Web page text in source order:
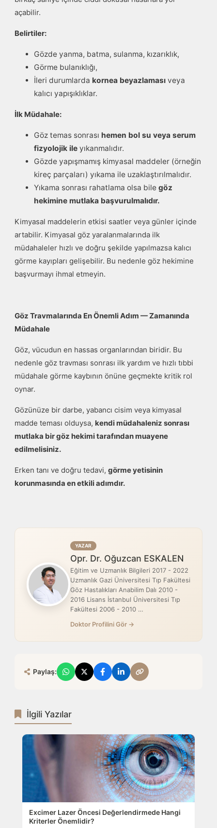
açabilir.
Belirtiler:
Gözde yanma, batma, sulanma, kızarıklık,
Görme bulanıklığı,
İleri durumlarda kornea beyazlaması veya
kalıcı yapışıklıklar.
İlk Müdahale:
Göz temas sonrası hemen bol su veya serum
fizyolojik ile yıkanmalıdır.
Gözde yapışmamış kimyasal maddeler (örneğin
kireç parçaları) yıkama ile uzaklaştırılmalıdır.
Yıkama sonrası rahatlama olsa bile göz
hekimine mutlaka başvurulmalıdır.
Kimyasal maddelerin etkisi saatler veya günler içinde
artabilir. Kimyasal göz yaralanmalarında ilk
müdahaleler hızlı ve doğru şekilde yapılmazsa kalıcı
görme kayıpları gelişebilir. Bu nedenle göz hekimine
başvurmayı ihmal etmeyin.
Göz Travmalarında En Önemli Adım — Zamanında
Müdahale
Göz, vücudun en hassas organlarından biridir. Bu
nedenle göz travması sonrası ilk yardım ve hızlı tıbbi
müdahale görme kaybının önüne geçmekte kritik rol
oynar.
Gözünüze bir darbe, yabancı cisim veya kimyasal
madde teması olduysa, kendi müdahaleniz sonrası
mutlaka bir göz hekimi tarafından muayene
edilmelisiniz.
Erken tanı ve doğru tedavi, görme yetisinin
korunmasında en etkili adımdır.
YAZAR
Opr. Dr. Oğuzcan ESKALEN
Eğitim ve Uzmanlık Bilgileri 2017 - 2022
Uzmanlık Gazi Üniversitesi Tıp Fakültesi
Göz Hastalıkları Anabilim Dalı 2010 -
2016 Lisans İstanbul Üniversitesi Tıp
Fakültesi 2006 - 2010 …
Doktor Profilini Gör →
Paylaş:
İlgili Yazılar
Excimer Lazer Öncesi Değerlendirmede Hangi
Kriterler Önemlidir?